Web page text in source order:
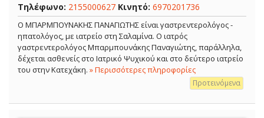
Τηλέφωνο: 2155000627 Κινητό: 6970201736
Ο ΜΠΑΡΜΠΟΥΝΑΚΗΣ ΠΑΝΑΓΙΩΤΗΣ είναι γαστρεντερολόγος -
ηπατολόγος, με ιατρείο στη Σαλαμίνα. Ο ιατρός
γαστρεντερολόγος Μπαρμπουνάκης Παναγιώτης, παράλληλα,
δέχεται ασθενείς στο Ιατρικό Ψυχικού και στο δεύτερο ιατρείο
του στην Κατεχάκη. » Περισσότερες πληροφορίες
Προτεινόμενα